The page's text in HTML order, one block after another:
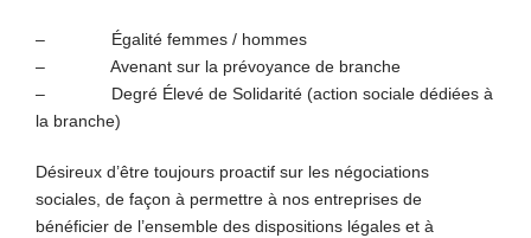
– Égalité femmes / hommes
– Avenant sur la prévoyance de branche
– Degré Élevé de Solidarité (action sociale dédiées à
la branche)
Désireux d’être toujours proactif sur les négociations
sociales, de façon à permettre à nos entreprises de
bénéficier de l’ensemble des dispositions légales et à